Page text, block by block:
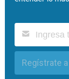
Regístrate